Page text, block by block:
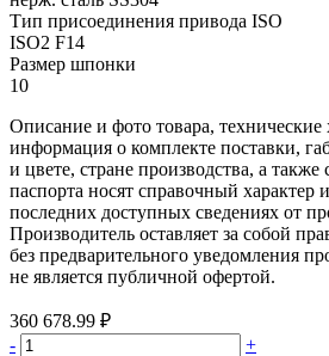
Тип присоединения привода ISO
ISO2 F14
Размер шпонки
10
Описание и фото товара, технические
информация о комплекте поставки,
и цвете, стране производства, а
паспорта носят справочный характер
последних доступных сведениях от
Производитель оставляет за собой
без предварительного уведомления
не является публичной офертой.
360 678.99 ₽
-
+